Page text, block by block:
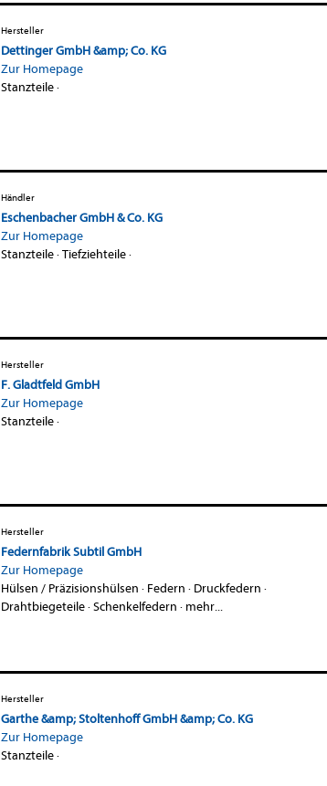
Hersteller
Dettinger GmbH &amp; Co. KG
Zur Homepage
Stanzteile·
Händler
Eschenbacher GmbH & Co. KG
Zur Homepage
Stanzteile·Tiefziehteile·
Hersteller
F. Gladtfeld GmbH
Zur Homepage
Stanzteile·
Hersteller
Federnfabrik Subtil GmbH
Zur Homepage
Hülsen / Präzisionshülsen · Federn · Druckfedern ·
Drahtbiegeteile·Schenkelfedern · mehr...
Hersteller
Garthe &amp; Stoltenhoff GmbH &amp; Co. KG
Zur Homepage
Stanzteile·